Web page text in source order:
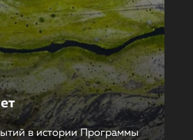
в истории Программы